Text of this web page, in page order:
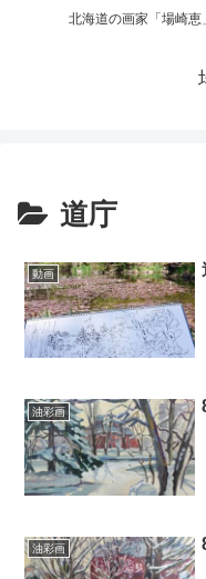
北海道の画家「場崎恵
道庁
動画
油彩画
油彩画